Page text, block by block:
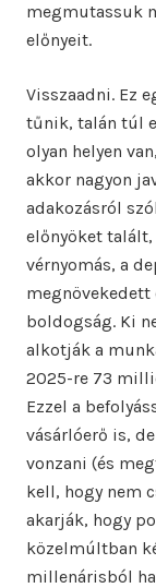
megmutassuk
előnyeit.
Visszaadni. Ez
tűnik, talán túl
olyan helyen
akkor nagyon
adakozásról
előnyöket talált,
vérnyomás, a
megnövekedett
boldogság. Ki
alkotják a
2025-re 73
Ezzel a
vásárlóerő is,
vonzani (és
kell, hogy nem
akarják, hogy
közelmúltban
millenárisból